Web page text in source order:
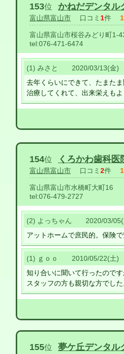
153位 かねだデンタル
富山県富山市 口コミ 1件
富山県富山市桜谷みどり町1-
tel:076-471-6474
(1) みさと 2020/03/13(金)
去年くらいにできて、たまた
治療してくれて、出来栄えもよ
154位 くろかわ歯科医
富山県富山市 口コミ 2件
富山県富山市水橋町大町16
tel:076-479-2727
(2) よっちゃん 2020/03/
アットホームで庶民的。保険
(1) ｇｏｏ 2010/05/22(土)
知り合いに聞いて行ったので
スタッフの方も親切な方でした
155位 夢ケ丘デンタル